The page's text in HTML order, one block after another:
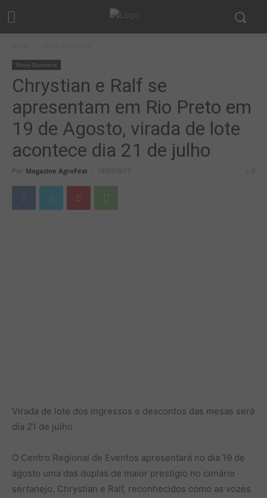
Show Business
Chrystian e Ralf se
apresentam em Rio Preto em
19 de Agosto, virada de lote
acontece dia 21 de julho
Por Magazine AgroFest - 18/07/2017 0
Virada de lote dos ingressos e descontos das mesas será
dia 21 de julho
O Centro Regional de Eventos apresentará no dia 19 de
agosto uma das duplas de maior prestigio no cenário
sertanejo, Chrystian e Ralf, reconhecidos como as vozes